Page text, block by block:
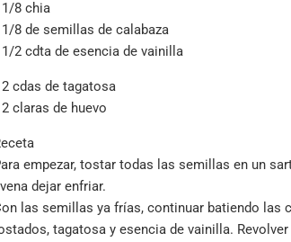
1/8 chia
1/8 de semillas de calabaza
1/2 cdta de esencia de vainilla
cdas de tagatosa
2 claras de huevo
empezar, tostar todas las semillas en un
dejar enfriar.
las semillas ya frías, continuar batiendo las
tagatosa y esencia de vainilla.